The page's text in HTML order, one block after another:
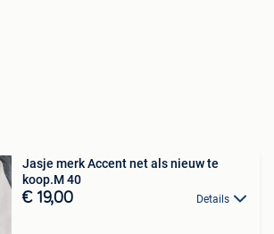
Jasje merk Accent net als nieuw te
koop.M 40
€ 19,00 Details